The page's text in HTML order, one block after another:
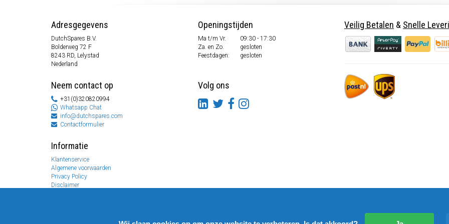
Adresgegevens
DutchSpares B.V.
Bolderweg 72 F
8243 RD, Lelystad
Nederland
Neem contact op
+31(0)320820994
Whatsapp Chat
info@dutchspares.com
Contactformulier
Informatie
Klantenservice
Algemene voorwaarden
Privacy Policy
Disclaimer
Openingstijden
Ma t/m Vr.
09:30 - 17:30
Za. en Zo.
gesloten
Feestdagen:
gesloten
Volg ons
Veilig Betalen & Snelle